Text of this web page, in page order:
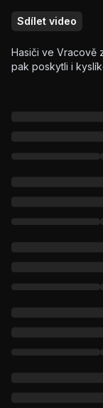
Sdílet video
Hasiči ve Vracově
pak poskytli i